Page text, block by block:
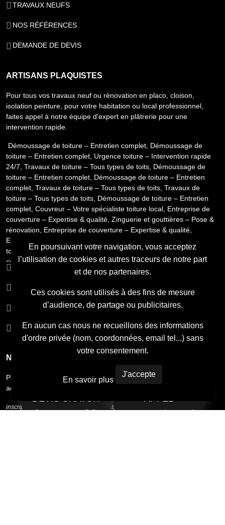
TRAVAUX NEUFS
NOS RÉFÉRENCES
DEMANDE DE DEVIS
ARTISANS PLAQUISTES
Pour tous vos travaux neuf ou rénovation en placo, cloison,
isolation peinture, pour votre habitation ou local professionnel,
faites appel à notre équipe d'expert en plâtrerie pour une
intervention rapide.
Démoussage de toiture – Entretien complet Démoussage de
toiture – Entretien complet Urgence toiture – Intervention rapide
24/7 Travaux de toiture – Tous types de toits Démoussage de
toiture – Entretien complet Démoussage de toiture – Entretien
complet Travaux de toiture – Tous types de toits Travaux de
toiture – Tous types de toits Démoussage de toiture – Entretien
complet Couvreur – Votre spécialiste toiture local Entreprise de
couverture – Expertise & qualité Zinguerie et gouttières – Pose &
rénovation
Entreprise de couverture – Expertise & qualité
Entreprise de couverture – Expertise & qualité
toiture – Entretien complet,Démoussage de toiture – Entretien
complet,Zinguerie et gouttières – Pose & rénovation ,Couvreur –
Votre spécialiste toiture local,Zinguerie et gouttières – Pose &
rénovation
mentions légales
Admin
Newsletter
Pour recevoir notre newsletter bi-mensuelle laissez nous votre
adresse email.
inscription gratuite et sans engagement, vous ne recevez qu'un mail par
DEVIS GRATUIT APPEL
En poursuivant votre navigation, vous acceptez
l’utilisation de cookies et autres traceurs de notre part
et de nos partenaires.
Ces cookies sont utilisés à des fins de mesure
d’audience, de partage ou publicitaires.
En aucun cas nous ne recueillons des informations
d'ordre privée (nom, coordonnées, email tel...) sans
votre consentement.
En savoir plus
J'accepte